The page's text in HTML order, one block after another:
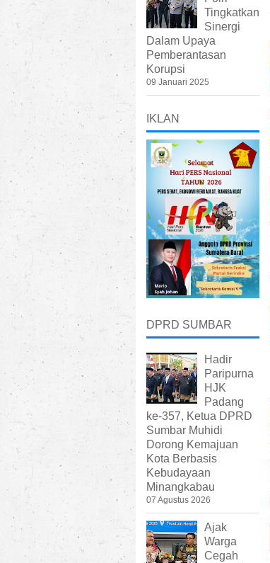
Tingkatkan
Sinergi
Dalam Upaya
Pemberantasan
Korupsi
09 Januari 2025
IKLAN
DPRD SUMBAR
Hadir
Paripurna
HJK
Padang
ke-357, Ketua DPRD
Sumbar Muhidi
Dorong Kemajuan
Kota Berbasis
Kebudayaan
Minangkabau
07 Agustus 2026
Ajak
Warga
Cegah